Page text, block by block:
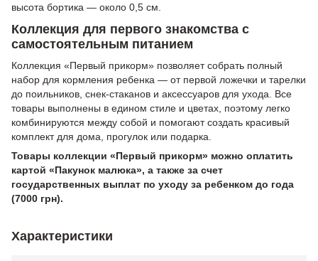
высота бортика — около 0,5 см.
Коллекция для первого знакомства с
самостоятельным питанием
Коллекция «Первый прикорм» позволяет собрать полный
набор для кормления ребенка — от первой ложечки и тарелки
до поильников, снек-стаканов и аксессуаров для ухода. Все
товары выполнены в едином стиле и цветах, поэтому легко
комбинируются между собой и помогают создать красивый
комплект для дома, прогулок или подарка.
Товары коллекции «Первый прикорм» можно оплатить
картой «Пакунок малюка», а также за счет
государственных выплат по уходу за ребенком до года
(7000 грн).
Характеристики